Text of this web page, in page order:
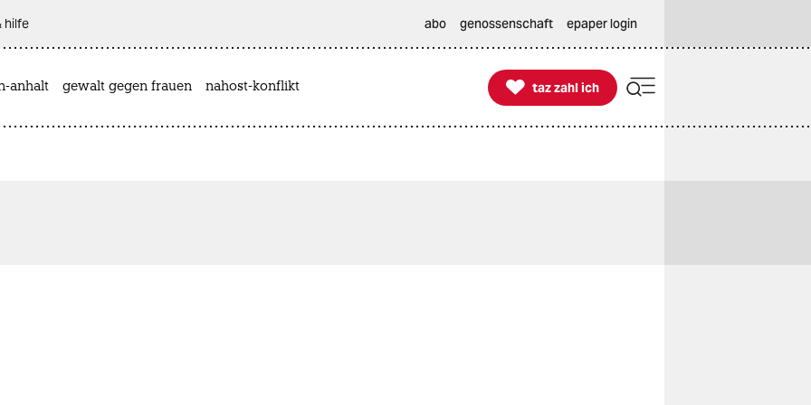
hilfe abo genossenschaft epaper login
anhalt gewalt gegen frauen nahost-konflikt 
taz zahl ich
taz zahl ich